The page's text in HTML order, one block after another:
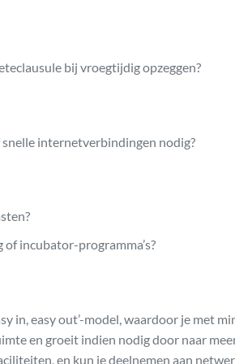
bij vroegtijdig opzeggen?
internetverbindingen nodig?
incubator-programma’s?
in, easy out’-model, waardoor je met
en groeit indien nodig door naar
en kun je deelnemen aan